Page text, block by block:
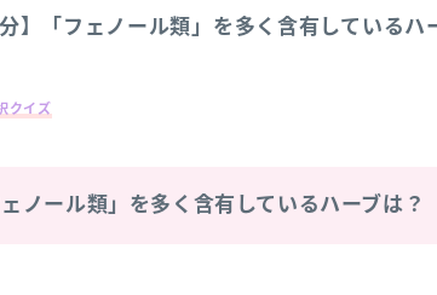
】「フェノール類」を多く含有しているハ
クイズ
ェノール類」を多く含有しているハーブは？